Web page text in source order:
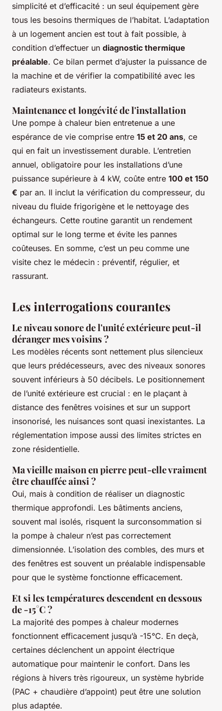
simplicité et d’efficacité : un seul équipement gère
tous les besoins thermiques de l’habitat. L’adaptation
à un logement ancien est tout à fait possible, à
condition d’effectuer un diagnostic thermique
préalable. Ce bilan permet d’ajuster la puissance de
la machine et de vérifier la compatibilité avec les
radiateurs existants.
Maintenance et longévité de l'installation
Une pompe à chaleur bien entretenue a une
espérance de vie comprise entre 15 et 20 ans, ce
qui en fait un investissement durable. L’entretien
annuel, obligatoire pour les installations d’une
puissance supérieure à 4 kW, coûte entre 100 et 150
€ par an. Il inclut la vérification du compresseur, du
niveau du fluide frigorigène et le nettoyage des
échangeurs. Cette routine garantit un rendement
optimal sur le long terme et évite les pannes
coûteuses. En somme, c’est un peu comme une
visite chez le médecin : préventif, régulier, et
rassurant.
Les interrogations courantes
Le niveau sonore de l'unité extérieure peut-il
déranger mes voisins ?
Les modèles récents sont nettement plus silencieux
que leurs prédécesseurs, avec des niveaux sonores
souvent inférieurs à 50 décibels. Le positionnement
de l’unité extérieure est crucial : en le plaçant à
distance des fenêtres voisines et sur un support
insonorisé, les nuisances sont quasi inexistantes. La
réglementation impose aussi des limites strictes en
zone résidentielle.
Ma vieille maison en pierre peut-elle vraiment
être chauffée ainsi ?
Oui, mais à condition de réaliser un diagnostic
thermique approfondi. Les bâtiments anciens,
souvent mal isolés, risquent la surconsommation si
la pompe à chaleur n’est pas correctement
dimensionnée. L’isolation des combles, des murs et
des fenêtres est souvent un préalable indispensable
pour que le système fonctionne efficacement.
Et si les températures descendent en dessous
de -15°C ?
La majorité des pompes à chaleur modernes
fonctionnent efficacement jusqu’à -15°C. En deçà,
certaines déclenchent un appoint électrique
automatique pour maintenir le confort. Dans les
régions à hivers très rigoureux, un système hybride
(PAC + chaudière d’appoint) peut être une solution
plus adaptée.